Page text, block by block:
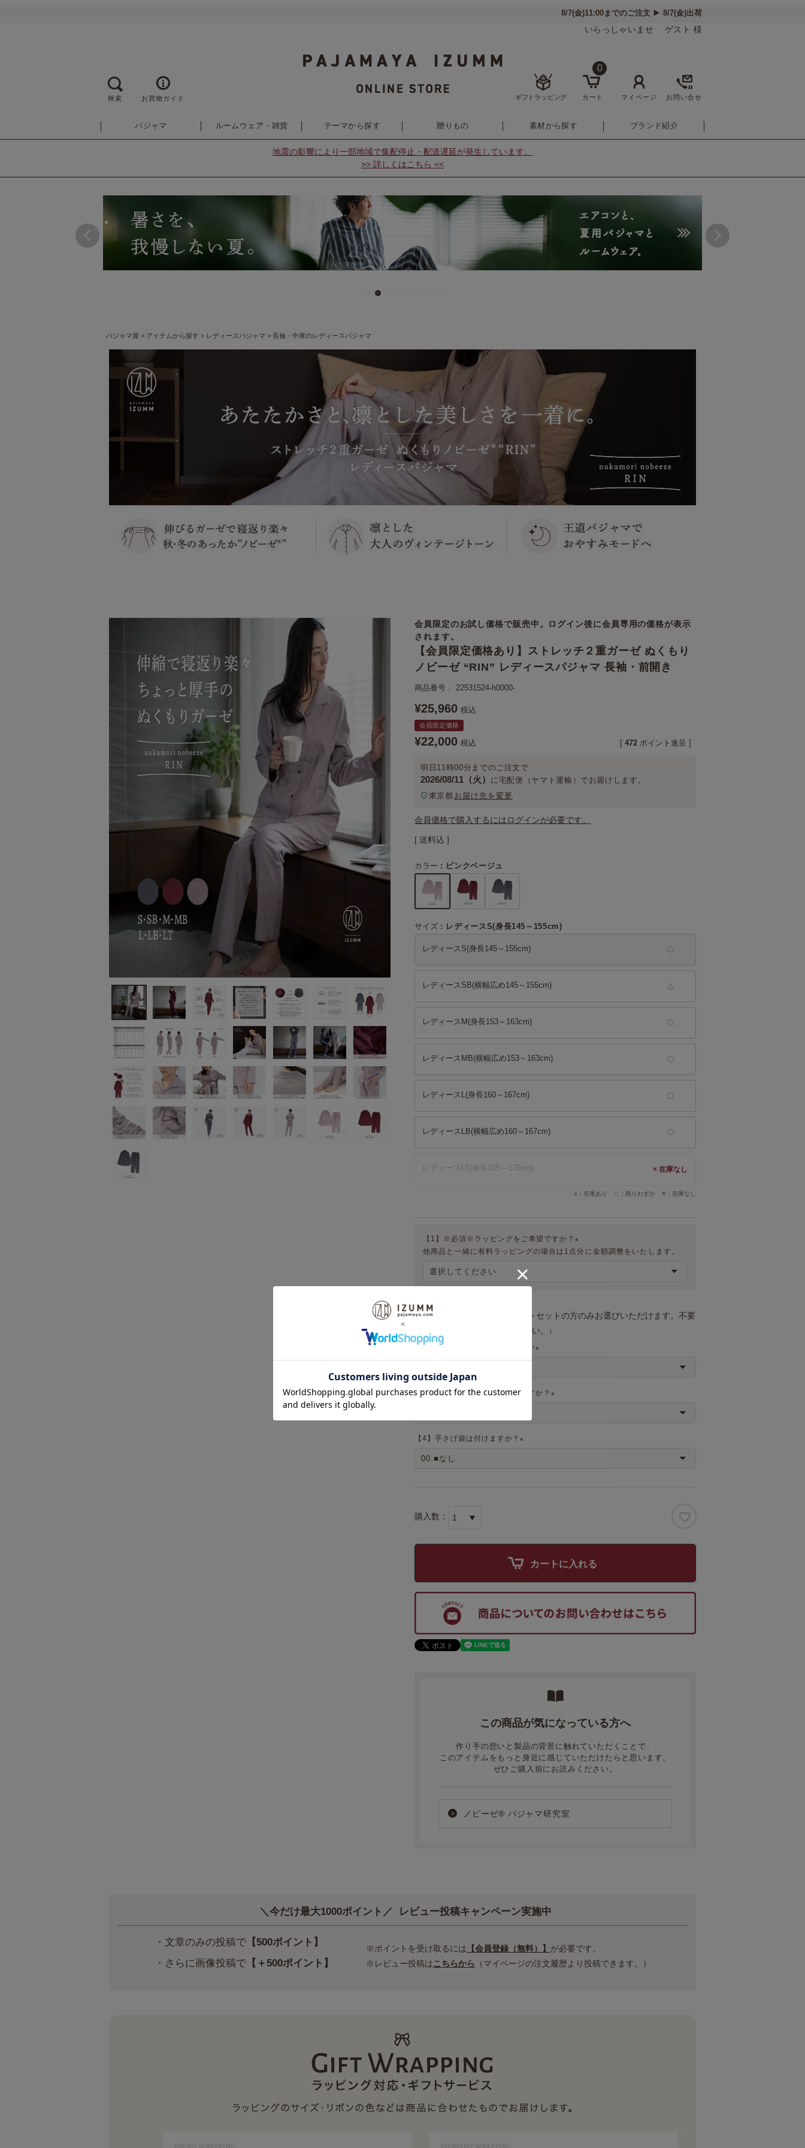
いらっしゃいませ ゲスト 様
検索 お買物ガイド ギフトラッピング
0
カート マイページ お問い合せ
パジャマ ルームウェア・雑貨 テーマから探す 贈りもの 素材から探す ブランド紹介
地震の影響により一部地域で集配停止・配送遅延が発生しています。
>> 詳しくはこちら <<
パジャマ屋 アイテムから探す レディースパジャマ 長袖・中厚のレディースパジャマ
会員限定のお試し価格で販売中。ログイン後に会員専用の価格が表示
されます。
【会員限定価格あり】ストレッチ２重ガーゼ ぬくもり
ノビーゼ “RIN” レディースパジャマ 長袖・前開き
商品番号 22531524-h0000-
¥25,960 税込
会員限定価格
¥22,000 税込 [ 472 ポイント進呈 ]
明日 11時00分 までのご注文で
2026/08/11（火） に宅配便（ヤマト運輸） でお届けします。
東京都 お届け先を変更
会員価格で購入するにはログインが必要です。
送料込
【1】※必須※ラッピングをご希望ですか？
(
他商品と一緒に有料ラッピングの場合は1点分に金額調整をいたします。
↓以下は有料ラッピング・ギフトセットの方のみお選びいただけます。不要
な場合はそのままお進みください。↓
【2】ギフト用途をお選びください
須
【3】メッセージカードは付けますか？
【4】手さげ袋は付けますか？
サイズ レディースS(身長145～155cm)
レディースS(身長145～155cm)
レディースSB(横幅広め145～155cm) △
レディースM(身長153～163cm)
レディースMB(横幅広め153～163cm)
レディースL(身長160～167cm)
レディースLB(横幅広め160～167cm)
レディースLT(身長165～175cm) ×
○：在庫あり △：残りわずか ✕：在庫なし
カラー ピンクベージュ
カートに入れる
この商品が気になっている方へ
作り手の想いと製品の背景に触れていただくことで、
このアイテムをもっと身近に感じていただけたらと思います。
ぜひご購入前にお読みください。
ノビーゼ® パジャマ研究室
＼今だけ最大1000ポイント／ レビュー投稿キャンペーン実施中
・文章のみの投稿で【500ポイント】
・さらに画像投稿で【＋500ポイント】
※ポイントを受け取るには 【会員登録（無料）】 が必要です。
※レビュー投稿はこちらから （マイページの注文履歴より投稿できます。）